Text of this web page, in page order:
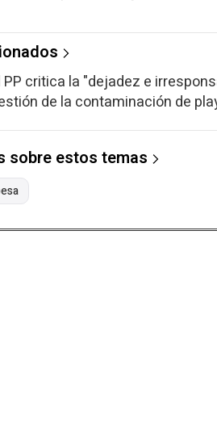
PP critica la "dejadez e
de la contaminación de
sobre estos temas